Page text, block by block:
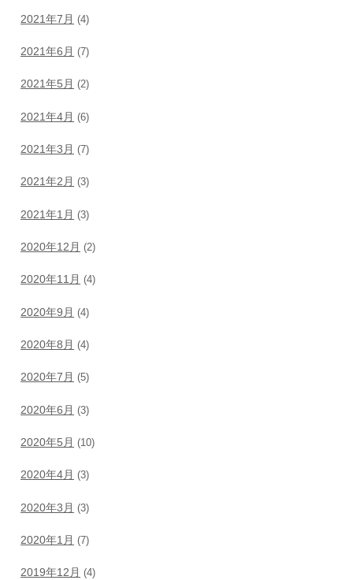
2021年7月 (4)
2021年6月 (7)
2021年5月 (2)
2021年4月 (6)
2021年3月 (7)
2021年2月 (3)
2021年1月 (3)
2020年12月 (2)
2020年11月 (4)
2020年9月 (4)
2020年8月 (4)
2020年7月 (5)
2020年6月 (3)
2020年5月 (10)
2020年4月 (3)
2020年3月 (3)
2020年1月 (7)
2019年12月 (4)